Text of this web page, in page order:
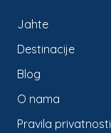
Jahte
Destinacije
Blog
O nama
Pravila privatnosti